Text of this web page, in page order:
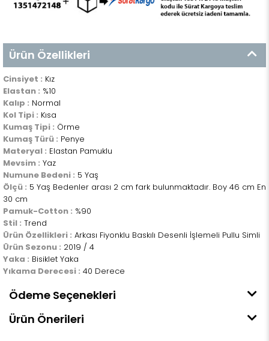
Ürün Özellikleri
Cinsiyet : Kız
Elastan : %10
Kalıp : Normal
Kol Tipi : Kısa
Kumaş Tipi : Örme
Kumaş Türü : Penye
Materyal : Elastan Pamuklu
Mevsim : Yaz
Numune Bedeni : 5 Yaş
Ölçü : 5 Yaş Bedenler arası 2 cm fark bulunmaktadır. Boy 46 cm En
30 cm
Pamuk-Cotton : %90
Stil : Trend
Ürün Özellikleri : Arkası Fiyonklu Baskılı Desenli İşlemeli Pullu Simli
Ürün Sezonu : 2019 / 4
Yaka : Bisiklet Yaka
Yıkama Derecesi : 40 Derece
Ödeme Seçenekleri
Ürün Önerileri